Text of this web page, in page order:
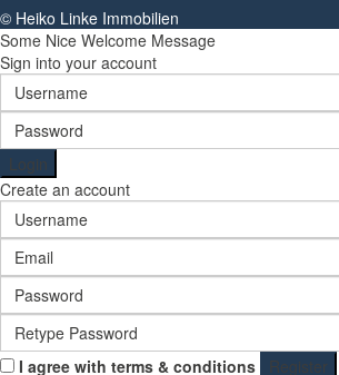
© Heiko Linke Immobilien
Some Nice Welcome Message
Sign into your account
Login
Create an account
I agree with terms & conditions Register